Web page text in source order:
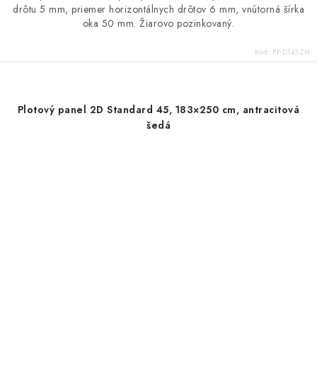
drôtu 5 mm, priemer horizontálnych drôtov 6 mm, vnútorná šírka
oka 50 mm. Žiarovo pozinkovaný.
Kód: PP-D143-ZN
Plotový panel 2D Standard 45, 183×250 cm, antracitová
šedá